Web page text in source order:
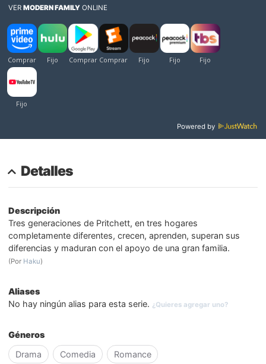
VERMODERN FAMILY ONLINE
Powered by
Detalles
Descripción
Tres generaciones de Pritchett, en tres hogares
completamente diferentes, crecen, aprenden, superan sus
diferencias y maduran con el apoyo de una gran familia.
(Por Haku)
Aliases
No hay ningún alias para esta serie. ¿Quieres agregar uno?
Géneros
Drama
Comedia Romance